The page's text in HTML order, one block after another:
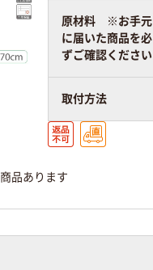
原材料 ※お手元
に届いた商品を必
ずご確認ください
取付方法
商品あります